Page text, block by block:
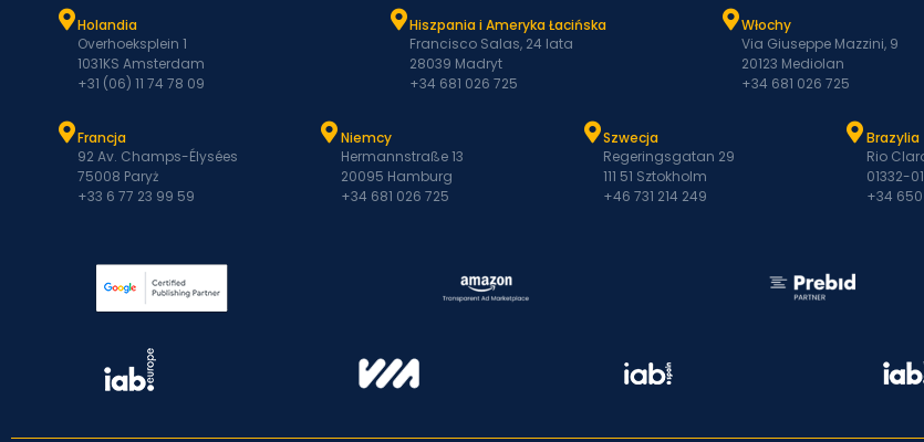
Holandia
Overhoeksplein 1
1031KS Amsterdam
+31 (06) 11 74 78 09
Hiszpania i Ameryka Łacińska
Francisco Salas, 24 lata
28039 Madryt
+34 681 026 725
Włochy
Via Giuseppe Mazzini, 9
20123 Mediolan
+34 681 026 725
Francja
92 Av. Champs-Élysées
75008 Paryż
+33 6 77 23 99 59
Niemcy
Hermannstraße 13
20095 Hamburg
+34 681 026 725
Szwecja
Regeringsgatan 29
111 51 Sztokholm
+46 731 214 249
Brazylia
Rio
01332-
+34